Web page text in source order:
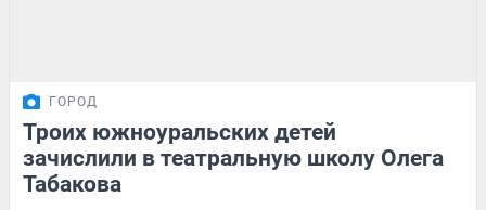
ГОРОД
Троих южноуральских детей
зачислили в театральную школу Олега
Табакова